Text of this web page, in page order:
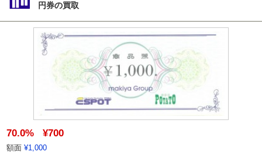
円券の買取
70.0% ¥700
額面 ¥1,000